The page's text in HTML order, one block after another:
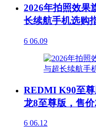
2026年拍照效果
长续航手机选购
6 06.09
REDMI K90至
龙8至尊版，售
6 06.12